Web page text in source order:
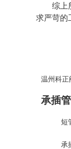
综上
求严苛的
温州科正
承插
短
承